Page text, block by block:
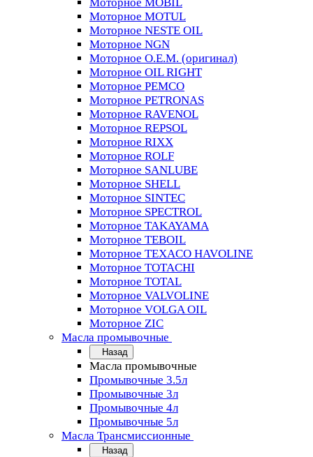
Моторное MOTUL
Моторное NESTE OIL
Моторное NGN
Моторное O.E.M. (оригинал)
Моторное OIL RIGHT
Моторное PEMCO
Моторное PETRONAS
Моторное RAVENOL
Моторное REPSOL
Моторное RIXX
Моторное ROLF
Моторное SANLUBE
Моторное SHELL
Моторное SINTEC
Моторное SPECTROL
Моторное TAKAYAMA
Моторное TEBOIL
Моторное TEXACO HAVOLINE
Моторное TOTACHI
Моторное TOTAL
Моторное VALVOLINE
Моторное VOLGA OIL
Моторное ZIC
Масла промывочные
Назад
Масла промывочные
Промывочные 3.5л
Промывочные 3л
Промывочные 4л
Промывочные 5л
Масла Трансмиссионные
Назад